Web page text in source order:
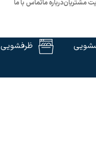
مشتریاندرباره ماتماس با ما
ظرفشویی